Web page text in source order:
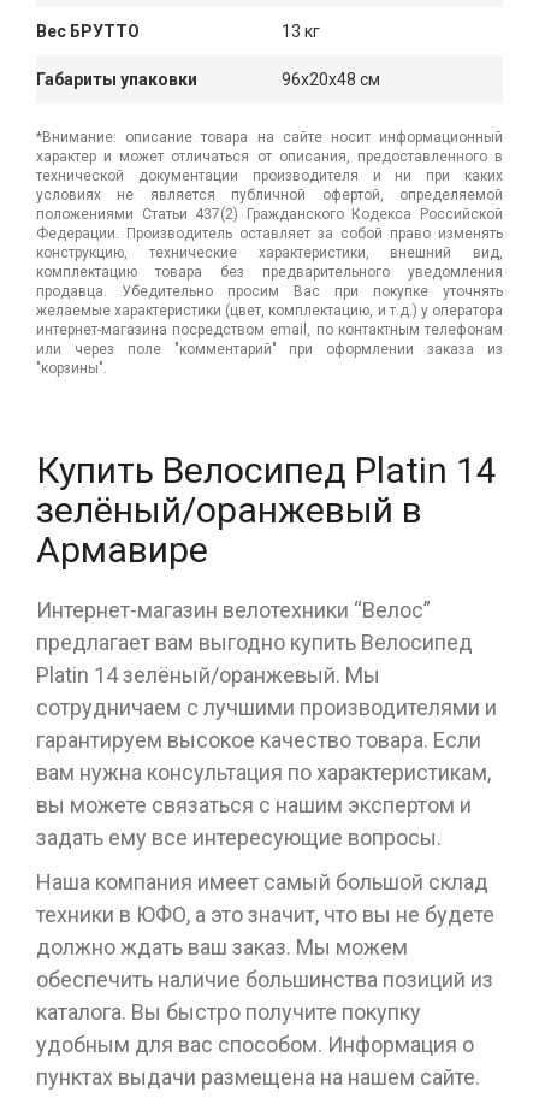
Вес БРУТТО 13 кг
Габариты упаковки 96x20x48 см
*Внимание: описание товара на сайте носит информационный
характер и может отличаться от описания, предоставленного в
технической документации производителя и ни при каких
условиях не является публичной офертой, определяемой
положениями Статьи 437(2) Гражданского Кодекса Российской
Федерации. Производитель оставляет за собой право изменять
конструкцию, технические характеристики, внешний вид,
комплектацию товара без предварительного уведомления
продавца. Убедительно просим Вас при покупке уточнять
желаемые характеристики (цвет, комплектацию, и т.д.) у оператора
интернет-магазина посредством email, по контактным телефонам
или через поле "комментарий" при оформлении заказа из
"корзины".
Купить Велосипед Platin 14
зелёный/оранжевый в
Армавире
Интернет-магазин велотехники “Велос”
предлагает вам выгодно купить Велосипед
Platin 14 зелёный/оранжевый. Мы
сотрудничаем с лучшими производителями и
гарантируем высокое качество товара. Если
вам нужна консультация по характеристикам,
вы можете связаться с нашим экспертом и
задать ему все интересующие вопросы.
Наша компания имеет самый большой склад
техники в ЮФО, а это значит, что вы не будете
должно ждать ваш заказ. Мы можем
обеспечить наличие большинства позиций из
каталога. Вы быстро получите покупку
удобным для вас способом. Информация о
пунктах выдачи размещена на нашем сайте.